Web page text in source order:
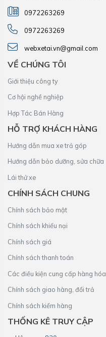
0972263269
0972263269
webxetai.vn@gmail.com
VỀ CHÚNG TÔI
Giới thiệu công ty
Cơ hội nghề nghiệp
Hợp Tác Bán Hàng
HỖ TRỢ KHÁCH HÀNG
Hướng dẫn mua xe trả góp
Hướng dẫn bảo dưỡng, sửa chữa
Lái thử xe
CHÍNH SÁCH CHUNG
Chính sách bảo mật
Chính sách khiếu nại
Chính sách giá
Chính sách thanh toán
Các điều kiện cung cấp hàng hóa
Chính sách giao hàng, đổi trả
Chính sách kiểm hàng
THỐNG KÊ TRUY CẬP